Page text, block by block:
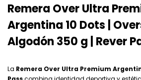
Remera Over Ultra
Argentina 10 Dots |
Algodón 350 g | Rever
La Remera Over Ultra Premium